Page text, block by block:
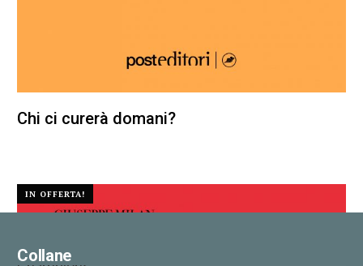
Chi ci curerà domani?
IN OFFERTA!
Collane